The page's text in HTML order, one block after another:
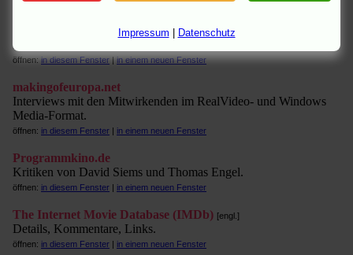
öffnen:in diesem Fenster |in einem neuen Fenster
Info.
öffnen:in diesem Fenster|in einem neuen Fenster
makingofeuropa.net
Interviews mit den Mitwirkenden im RealVideo- und Windows
Media-Format.
öffnen: in diesem Fenster | in einem neuen Fenster
Programmkino.de
Kritiken von David Siems und Thomas Engel.
öffnen: in diesem Fenster | in einem neuen Fenster
The Internet Movie Database (IMDb) [engl.]
Details, Kommentare, Links.
öffnen: in diesem Fenster | in einem neuen Fenster
Impressum Datenschutz